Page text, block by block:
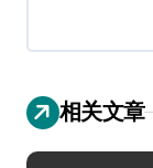
相关文章